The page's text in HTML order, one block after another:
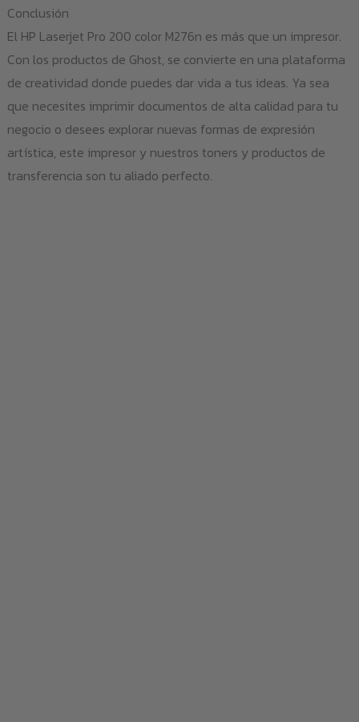
Conclusión
El HP Laserjet Pro 200 color M276n es más que un impresor.
Con los productos de Ghost, se convierte en una plataforma
de creatividad donde puedes dar vida a tus ideas. Ya sea
que necesites imprimir documentos de alta calidad para tu
negocio o desees explorar nuevas formas de expresión
artística, este impresor y nuestros toners y productos de
transferencia son tu aliado perfecto.